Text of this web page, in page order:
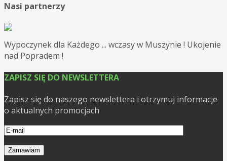
Nasi partnerzy
Wypoczynek dla Każdego ... wczasy w Muszynie ! Ukojenie
nad Popradem !
ZAPISZ SIĘ DO NEWSLETTERA
Zapisz się do naszego newslettera i otrzymuj informacje
o aktualnych promocjach